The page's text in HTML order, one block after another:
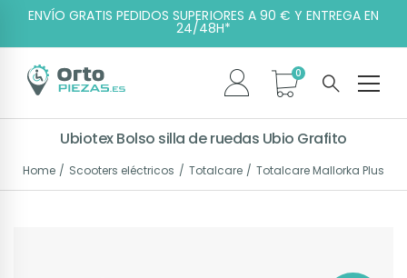
ENVÍO GRATIS PEDIDOS SUPERIORES A 90 € Y ENTREGA EN
24/48H*
Ubiotex Bolso silla de ruedas Ubio Grafito
Home Scooters eléctricos Totalcare Totalcare Mallorka Plus